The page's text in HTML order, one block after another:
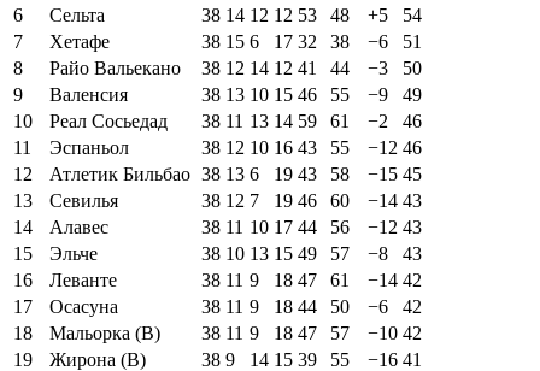
6
Сельта 38 14 12 12 53 48 +5
54
7
Хетафе 38 15 6 17 32 38 −6
51
8
Райо Вальекано 38 12 14 12 41 44 −3
50
9
Валенсия 38 13 10 15 46 55 −9
49
10
Реал Сосьедад 38 11 13 14 59 61 −2
46
11
Эспаньол 38 12 10 16 43 55 −12 46
12
Атлетик Бильбао 38 13 6 19 43 58 −15 45
13
Севилья 38 12 7 19 46 60 −14 43
14
Алавес 38 11 10 17 44 56 −12 43
15
Эльче 38 10 13 15 49 57 −8
43
16
Леванте 38 11 9 18 47 61 −14 42
17
Осасуна 38 11 9 18 44 50 −6
42
18
Мальорка (В) 38 11 9 18 47 57 −10 42
19
Жирона (В) 38 9 14 15 39 55 −16 41